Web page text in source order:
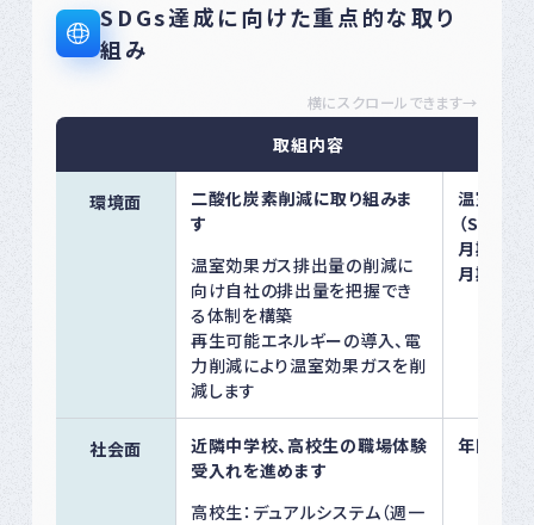
SDGs達成に向けた重点的な取り
組み
横にスクロールできます→
取組内容
環境面
二酸化炭素削減に取り組みま
す
温室効果ガス排出量の削減に
向け自社の排出量を把握でき
る体制を構築
再生可能エネルギーの導入、電
力削減により温室効果ガスを削
減します
温室効果
（
月期にお
月期比で
社会面
近隣中学校、高校生の職場体験
受入れを進めます
高校生：デュアルシステム（週一
年間１校